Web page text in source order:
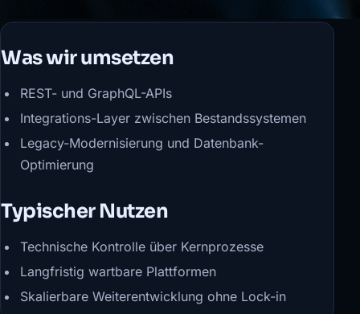
Was wir umsetzen
REST- und GraphQL-APIs
Integrations-Layer zwischen Bestandssystemen
Legacy-Modernisierung und Datenbank-
Optimierung
Typischer Nutzen
Technische Kontrolle über Kernprozesse
Langfristig wartbare Plattformen
Skalierbare Weiterentwicklung ohne Lock-in